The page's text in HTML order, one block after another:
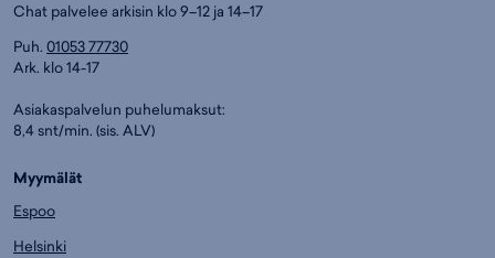
Chat palvelee arkisin klo 9–12 ja 14–17
Puh. 01053 77730
Ark. klo 14-17
Asiakaspalvelun puhelumaksut:
8,4 snt/min. (sis. ALV)
Myymälät
Espoo
Helsinki